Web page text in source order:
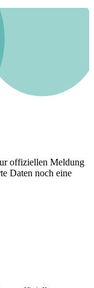
offiziellen Meldung
Daten noch eine